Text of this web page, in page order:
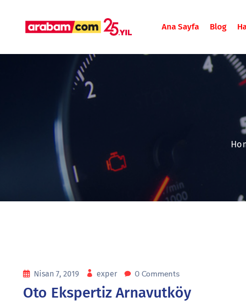
Ana Sayfa Blog
Nisan 7, 2019 exper 0 Comments
Oto Ekspertiz Arnavutköy